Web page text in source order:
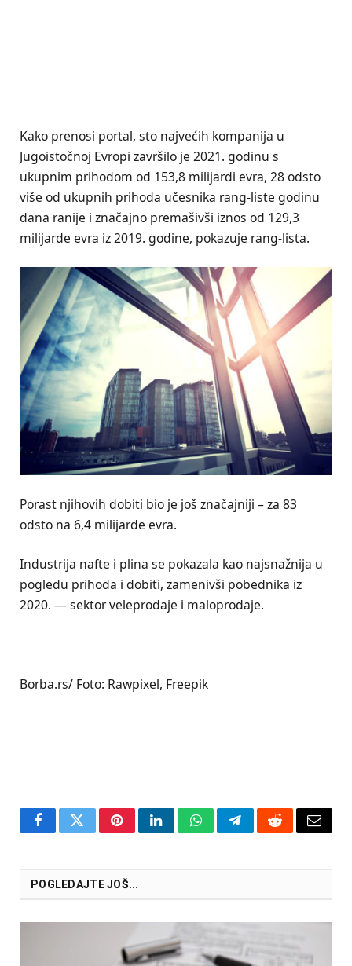
Kako prenosi portal, sto najvećih kompanija u
Jugoistočnoj Evropi završilo je 2021. godinu s
ukupnim prihodom od 153,8 milijardi evra, 28 odsto
više od ukupnih prihoda učesnika rang-liste godinu
dana ranije i značajno premašivši iznos od 129,3
milijarde evra iz 2019. godine, pokazuje rang-lista.
Porast njihovih dobiti bio je još značajniji – za 83
odsto na 6,4 milijarde evra.
Industrija nafte i plina se pokazala kao najsnažnija u
pogledu prihoda i dobiti, zamenivši pobednika iz
2020. — sektor veleprodaje i maloprodaje.
Borba.rs/ Foto: Rawpixel, Freepik
FacebookTwitterPinterestLinkedInWhatsAppTelegramRedditEmail
POGLEDAJTE JOŠ...